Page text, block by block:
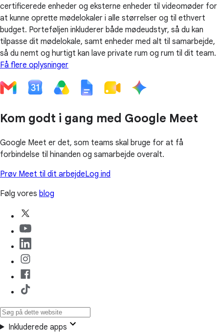
certificerede enheder og eksterne enheder til videomøder for
at kunne oprette mødelokaler i alle størrelser og til ethvert
budget. Porteføljen inkluderer både mødeudstyr, så du kan
tilpasse dit mødelokale, samt enheder med alt til samarbejde,
så du nemt og hurtigt kan lave private rum og rum til dit team.
Få flere oplysninger
Kom godt i gang med Google Meet
Google Meet er det, som teams skal bruge for at få
forbindelse til hinanden og samarbejde overalt.
Prøv Meet til dit arbejdeLog ind
Følg vores blog
Inkluderede apps